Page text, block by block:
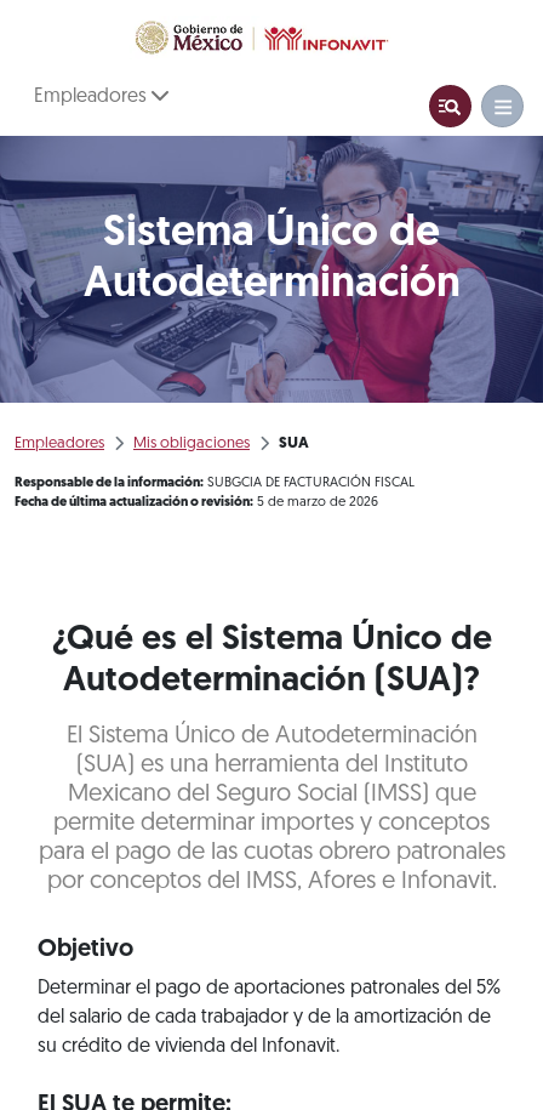
Empleadores
Sistema Único de
Autodeterminación
Empleadores Mis obligaciones SUA
Responsable de la información: SUBGCIA DE FACTURACIÓN FISCAL
Fecha de última actualización o revisión: 5 de marzo de 2026
¿Qué es el Sistema Único de
Autodeterminación (SUA)?
El Sistema Único de Autodeterminación
(SUA) es una herramienta del Instituto
Mexicano del Seguro Social (IMSS) que
permite determinar importes y conceptos
para el pago de las cuotas obrero patronales
por conceptos del IMSS, Afores e Infonavit.
Objetivo
Determinar el pago de aportaciones patronales del 5%
del salario de cada trabajador y de la amortización de
su crédito de vivienda del Infonavit.
El SUA te permite: